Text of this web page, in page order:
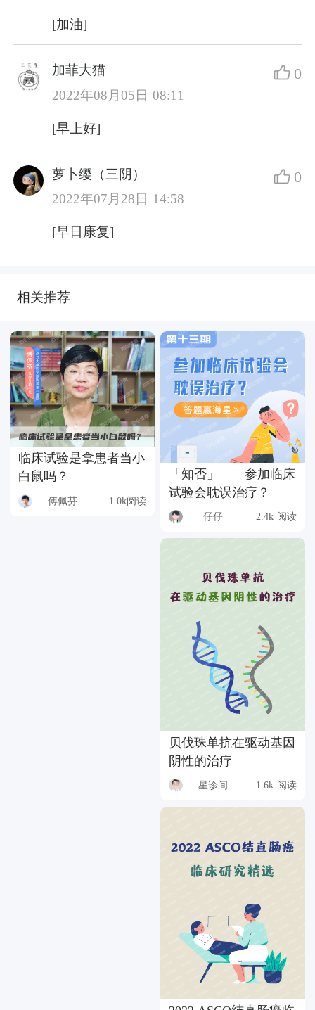
[加油]
加菲大猫
2022年08月05日 08:11
0
[早上好]
萝卜缨（三阴）
2022年07月28日 14:58
0
[早日康复]
相关推荐
临床试验是拿患者当小
白鼠吗？
傅佩芬 1.0k阅读
「知否」——参加临床
试验会耽误治疗？
仔仔 2.4k 阅读
贝伐珠单抗在驱动基因
阴性的治疗
星诊间 1.6k 阅读